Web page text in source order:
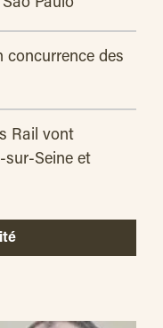
Paulo
concurrence des
Rail vont
sur-Seine et